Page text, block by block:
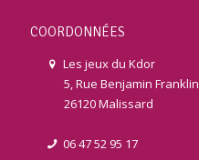
COORDONNÉES
Les jeux du Kdor
5, Rue Benjamin Franklin
26120 Malissard
06 47 52 95 17